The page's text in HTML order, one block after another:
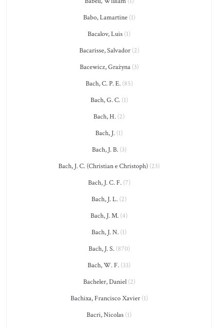
Babo, Lamartine(1)
Bacalov, Luis (1)
Bacarisse, Salvador(2)
Bacewicz, Grażyna(3)
Bach, C. P. E.(85)
Bach, G. C.(1)
Bach, H. (2)
Bach, J. (1)
Bach, J. B.(3)
Bach, J. C. (Christian e Christoph) (23)
Bach, J. C. F.(7)
Bach, J. L. (2)
Bach, J. M. (4)
Bach, J. N. (1)
Bach, J. S.(870)
Bach, W. F. (33)
Bacheler, Daniel(2)
Bachixa, Francisco Xavier(1)
Bacri, Nicolas (1)